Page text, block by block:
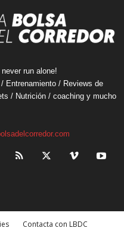
run alone!
Entrenamiento / Reviews de
/ Nutrición / coaching y mucho
Contacta con LBDC